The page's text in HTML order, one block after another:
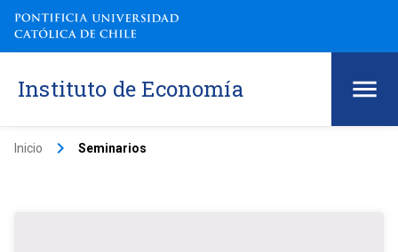
Instituto de Economía
Inicio keyboard_arrow_right Seminarios